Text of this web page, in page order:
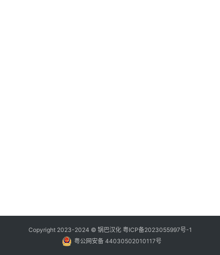
Copyright 2023-2024 © 锅巴汉化 粤ICP备2023055997号-1
粤公网安备 44030502010117号